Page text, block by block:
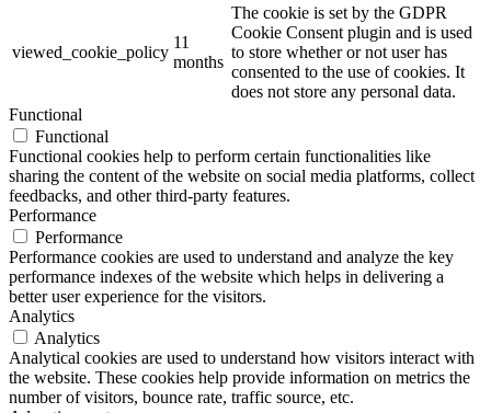
viewed_cookie_policy
11
months
The cookie is set by the GDPR
Cookie Consent plugin and is used
to store whether or not user has
consented to the use of cookies. It
does not store any personal data.
Functional
Functional
Functional cookies help to perform certain functionalities like
sharing the content of the website on social media platforms, collect
feedbacks, and other third-party features.
Performance
Performance
Performance cookies are used to understand and analyze the key
performance indexes of the website which helps in delivering a
better user experience for the visitors.
Analytics
Analytics
Analytical cookies are used to understand how visitors interact with
the website. These cookies help provide information on metrics the
number of visitors, bounce rate, traffic source, etc.